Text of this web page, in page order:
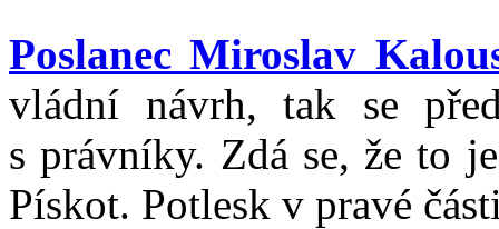
Poslanec Miroslav
vládní návrh, tak se
s právníky. Zdá se, že to
Pískot. Potlesk v pravé